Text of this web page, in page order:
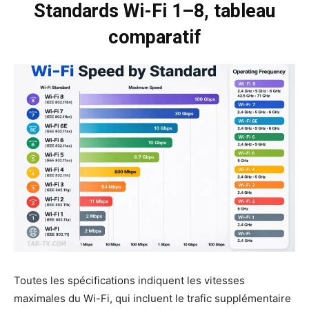
Standards Wi-Fi 1–8, tableau
comparatif
Toutes les spécifications indiquent les vitesses
maximales du Wi-Fi, qui incluent le trafic supplémentaire